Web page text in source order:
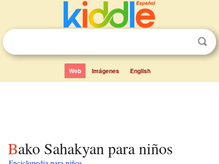
Web Imágenes English
Bako Sahakyan para niños